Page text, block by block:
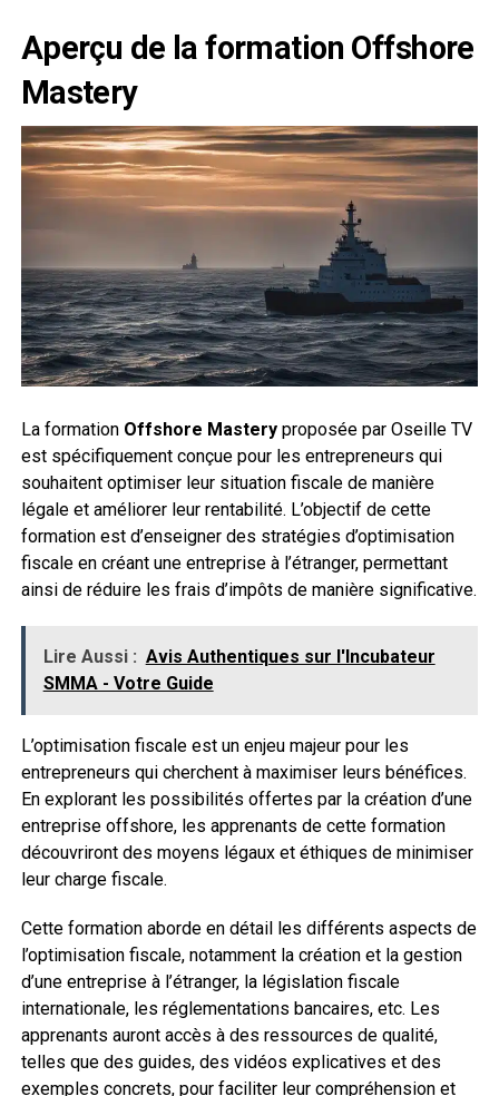
Aperçu de la formation Offshore
Mastery
La formation Offshore Masteryproposée par Oseille TV
est spécifiquement conçue pour les entrepreneurs qui
souhaitent optimiser leur situation fiscale de manière
légale et améliorer leur rentabilité. L’objectif de cette
formation est d’enseigner des stratégies d’optimisation
fiscale en créant une entreprise à l’étranger, permettant
ainsi de réduire les frais d’impôts de manière significative.
Lire Aussi : Avis Authentiques sur l'Incubateur
SMMA - Votre Guide
L’optimisation fiscale est un enjeu majeur pour les
entrepreneurs qui cherchent à maximiser leurs bénéfices.
En explorant les possibilités offertes par la création d’une
entreprise offshore, les apprenants de cette formation
découvriront des moyens légaux et éthiques de minimiser
leur charge fiscale.
Cette formation aborde en détail les différents aspects de
l’optimisation fiscale, notamment la création et la gestion
d’une entreprise à l’étranger, la législation fiscale
internationale, les réglementations bancaires, etc. Les
apprenants auront accès à des ressources de qualité,
telles que des guides, des vidéos explicatives et des
exemples concrets, pour faciliter leur compréhension et